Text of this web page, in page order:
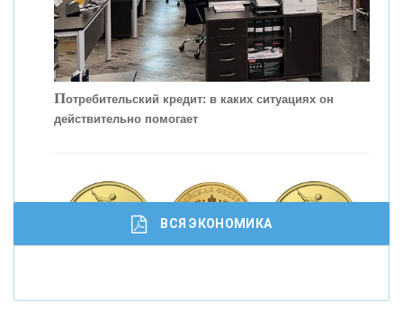
Скорость - один из главных трендов в
кредитовании бизнеса - «Интервью»
Потребительский кредит: в каких ситуациях он
действительно помогает
И
ВСЯ ЭКОНОМИКА